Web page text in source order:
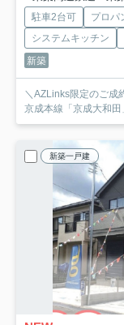
駐車2台可 プロパ
システムキッチン
新築
＼AZLinks限定のご成
京成本線「京成大和
新築一戸建